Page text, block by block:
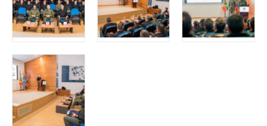
Στρατιωτικό Μουσείο Βαλκανικών Πολέμων
(ΤΟΨΙΝ)
ΑΣΔΥΣ